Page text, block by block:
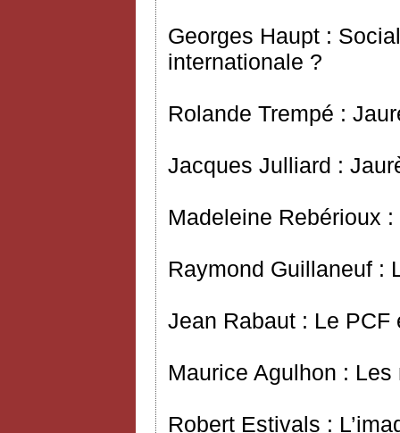
Georges Haupt :
internationale ?
Rolande Trempé :
Jacques Julliard :
Madeleine Rebérioux
Raymond Guillaneuf :
Jean Rabaut : Le PCF
Maurice Agulhon :
Robert Estivals :